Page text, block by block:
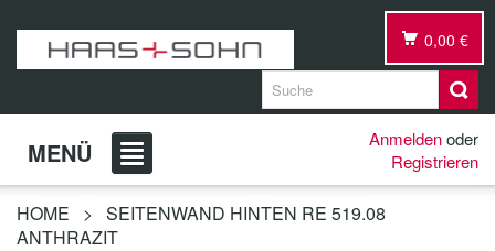
0,00 €
MENÜ Anmeldenoder
Registrieren
HOME >
SEITENWAND HINTEN RE 519.08
ANTHRAZIT